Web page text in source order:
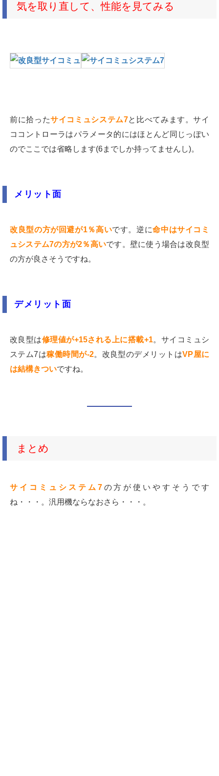
気を取り直して、性能を見てみる
前に拾ったサイコミュシステム7と比べてみます。サイ
ココントローラはパラメータ的にはほとんど同じっぽい
のでここでは省略します(6までしか持ってませんし)。
メリット面
改良型の方が回避が1％高いです。逆に命中はサイコミ
ュシステム7の方が2％高いです。壁に使う場合は改良型
の方が良さそうですね。
デメリット面
改良型は修理値が+15される上に搭載+1。サイコミュシ
ステム7は稼働時間が-2。改良型のデメリットはVP屋に
は結構きついですね。
まとめ
サイコミュシステム7の方が使いやすそうです
ね・・・。汎用機ならなおさら・・・。